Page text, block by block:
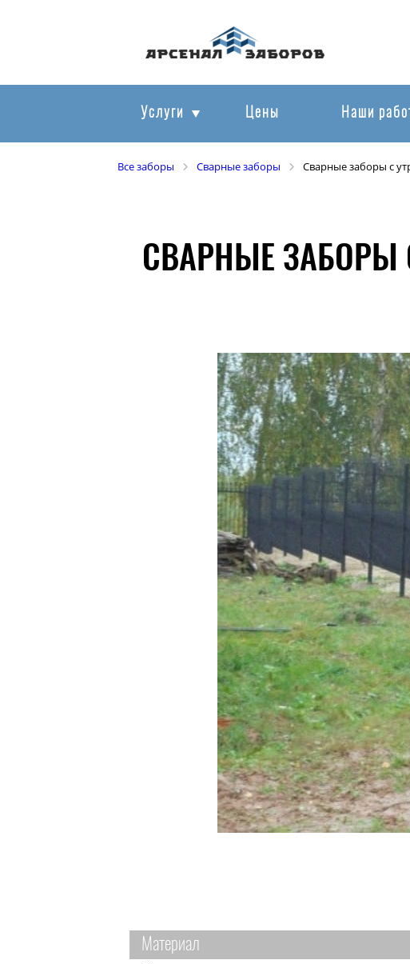
Услуги Цены Наши
Все заборы Сварные заборы Сварные заборы с
СВАРНЫЕ ЗАБОРЫ
Материал